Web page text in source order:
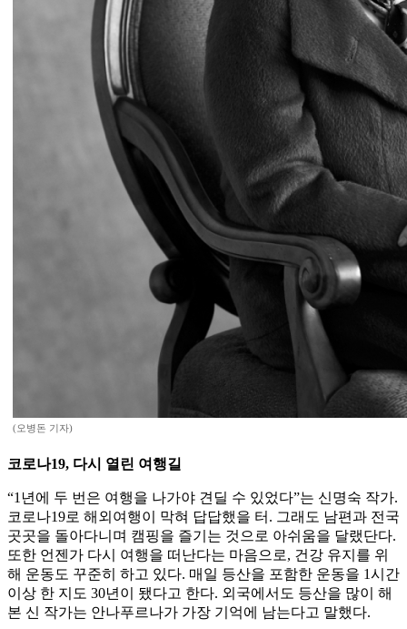
(오병돈 기자)
코로나19, 다시 열린 여행길
“1년에 두 번은 여행을 나가야 견딜 수 있었다”는 신명숙 작가.
코로나19로 해외여행이 막혀 답답했을 터. 그래도 남편과 전국
곳곳을 돌아다니며 캠핑을 즐기는 것으로 아쉬움을 달랬단다.
또한 언젠가 다시 여행을 떠난다는 마음으로, 건강 유지를 위
해 운동도 꾸준히 하고 있다. 매일 등산을 포함한 운동을 1시간
이상 한 지도 30년이 됐다고 한다. 외국에서도 등산을 많이 해
본 신 작가는 안나푸르나가 가장 기억에 남는다고 말했다.